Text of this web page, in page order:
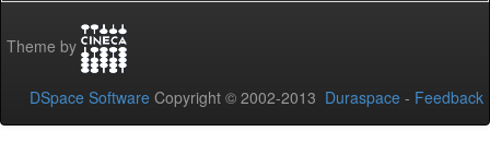
Theme by
DSpace Software Copyright © 2002-2013 Duraspace - Feedback